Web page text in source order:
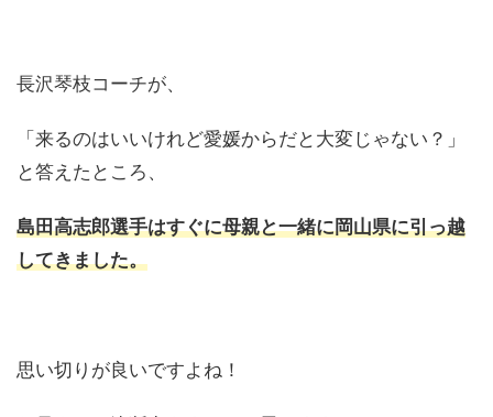
長沢琴枝コーチが、
「来るのはいいけれど愛媛からだと大変じゃない？」
と答えたところ、
島田高志郎選手はすぐに母親と一緒に岡山県に引っ越
してきました。
思い切りが良いですよね！